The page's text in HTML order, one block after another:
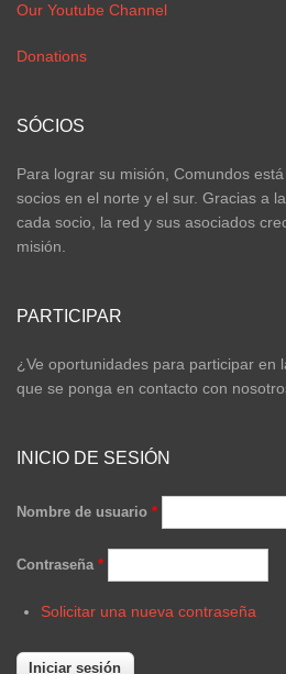
Our Youtube Channel
Donations
SÓCIOS
Para lograr su misión, Comundos
socios en el norte y el sur. Gracias a
cada socio, la red y sus asociados
misión.
PARTICIPAR
¿Ve oportunidades para participar en
que se ponga en contacto con
INICIO DE SESIÓN
Nombre de usuario *
Contraseña *
Solicitar una nueva contraseña